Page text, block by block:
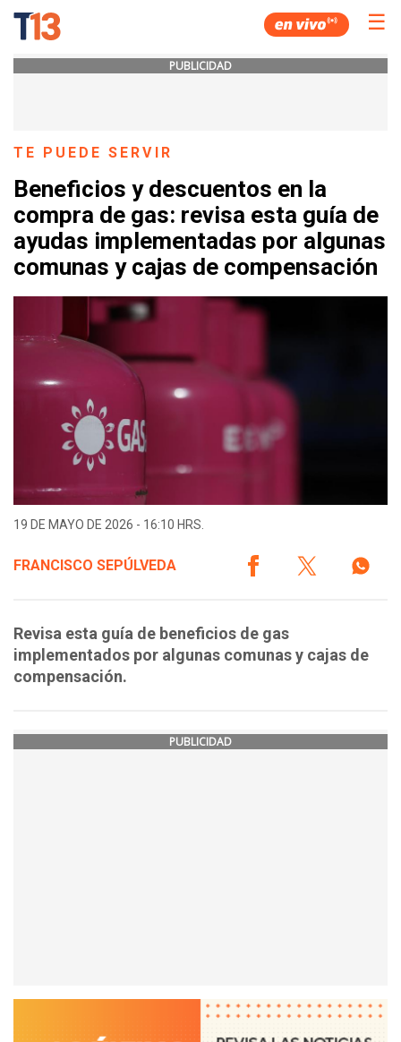
☰
PUBLICIDAD
TE PUEDE SERVIR
Beneficios y descuentos en la
compra de gas: revisa esta guía de
ayudas implementadas por algunas
comunas y cajas de compensación
19 DE MAYO DE 2026 - 16:10 HRS.
FRANCISCO SEPÚLVEDA
Revisa esta guía de beneficios de gas
implementados por algunas comunas y cajas de
compensación.
PUBLICIDAD